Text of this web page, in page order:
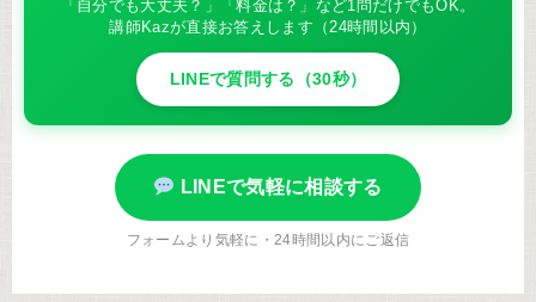
「自分でも大丈夫？」「料金は？」など1問だけでもOK。
講師Kazが直接お答えします（24時間以内）
LINEで質問する（30秒）
LINEで気軽に相談する
フォームより気軽に・24時間以内にご返信